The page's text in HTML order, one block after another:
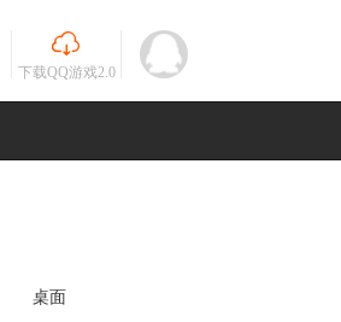
下载QQ游戏2.0
桌面